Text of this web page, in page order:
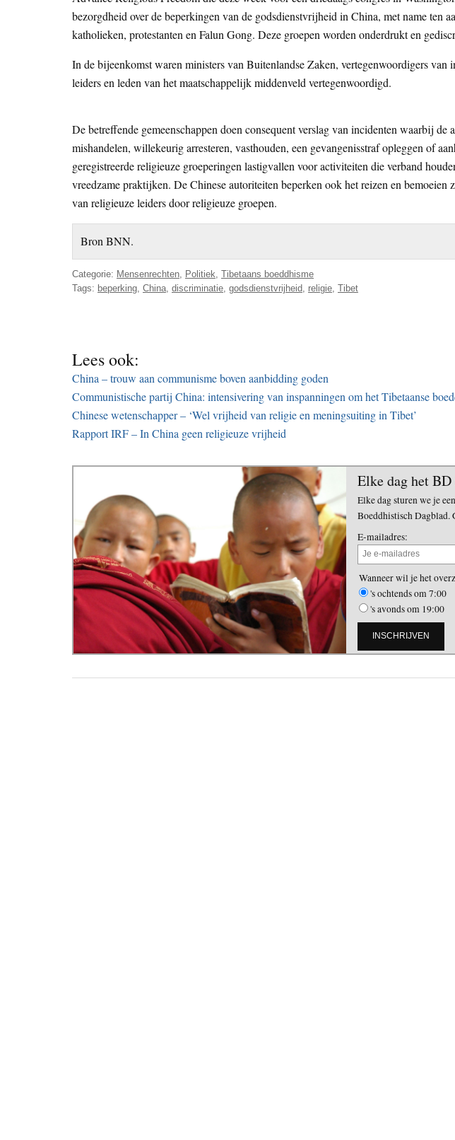
bezorgdheid over de beperkingen van de godsdienstvrijheid in China, met name ten
katholieken, protestanten en Falun Gong. Deze groepen worden onderdrukt en
In de bijeenkomst waren ministers van Buitenlandse Zaken, vertegenwoordigers van
leiders en leden van het maatschappelijk middenveld vertegenwoordigd.
De betreffende gemeenschappen doen consequent verslag van incidenten waarbij
mishandelen, willekeurig arresteren, vasthouden, een gevangenisstraf opleggen of
geregistreerde religieuze groeperingen lastigvallen voor activiteiten die verband
vreedzame praktijken. De Chinese autoriteiten beperken ook het reizen en bemoeien
van religieuze leiders door religieuze groepen.
Bron BNN.
Categorie: Mensenrechten Politiek Tibetaans boeddhisme
Tags: beperking China discriminatie godsdienstvrijheid religie Tibet
Lees ook:
China – trouw aan communisme boven aanbidding goden
Communistische partij China: intensivering van inspanningen om het Tibetaanse
Chinese wetenschapper – ‘Wel vrijheid van religie en meningsuiting in Tibet’
Rapport IRF – In China geen religieuze vrijheid
Elke dag het
Elke dag sturen we je
Boeddhistisch Dagblad.
E-mailadres:
Wanneer wil je het
's ochtends om 7:00
's avonds om 19:00